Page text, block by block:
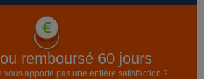
remboursé 60 jours
vous apporte pas une entière satisfaction ?